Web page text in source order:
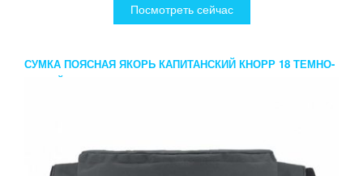
Посмотреть сейчас
СУМКА ПОЯСНАЯ ЯКОРЬ КАПИТАНСКИЙ КНОРР 18 ТЕМНО-
СЕРЫЙ